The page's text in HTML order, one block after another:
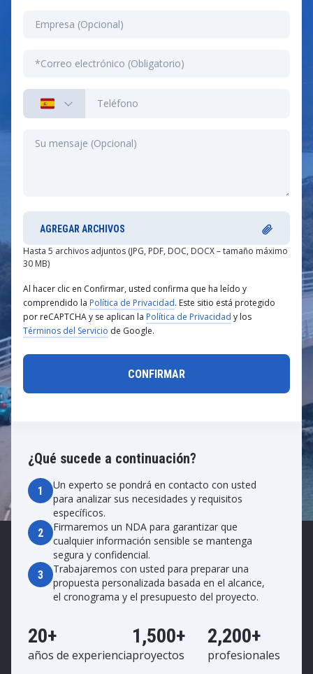
¿Qué sucede a continuación?
1
Un experto se pondrá en contacto con usted
para analizar sus necesidades y requisitos
específicos.
2
Firmaremos un NDA para garantizar que
cualquier información sensible se mantenga
segura y confidencial.
3
Trabajaremos con usted para preparar una
propuesta personalizada basada en el alcance,
el cronograma y el presupuesto del proyecto.
20+
años de experiencia
1,500+
proyectos
2,200+
profesionales
AGREGAR ARCHIVOS
Hasta 5 archivos adjuntos (JPG, PDF, DOC, DOCX – tamaño máximo
30 MB)
Al hacer clic en Confirmar, usted confirma que ha leído y
comprendido la Política de Privacidad. Este sitio está protegido
por reCAPTCHA y se aplican la Política de Privacidad y los
Términos del Servicio de Google.